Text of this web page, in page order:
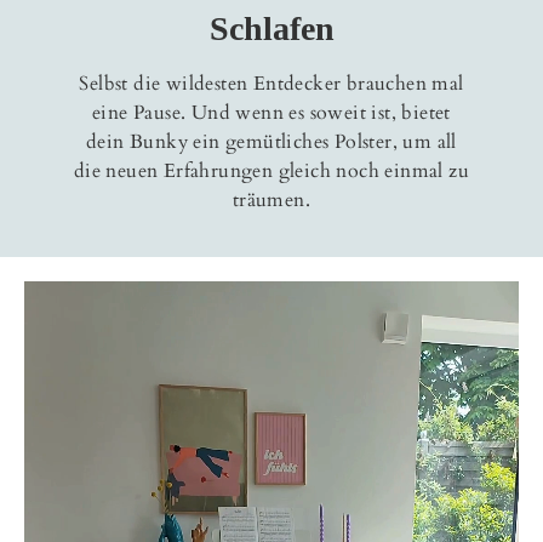
Schlafen
Selbst die wildesten Entdecker brauchen mal
eine Pause. Und wenn es soweit ist, bietet
dein Bunky ein gemütliches Polster, um all
die neuen Erfahrungen gleich noch einmal zu
träumen.